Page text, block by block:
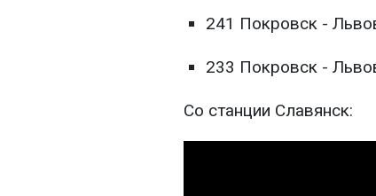
241 Покровск -
233 Покровск -
Со станции Славянск: